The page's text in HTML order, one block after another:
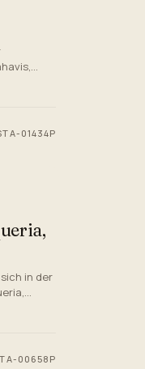
01434P
in der
an der
00658P